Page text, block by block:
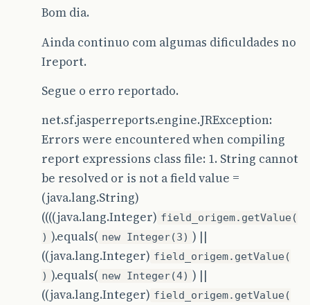
Bom dia.
Ainda continuo com algumas dificuldades no
Ireport.
Segue o erro reportado.
net.sf.jasperreports.engine.JRException:
Errors were encountered when compiling
report expressions class file: 1. String cannot
be resolved or is not a field value =
(java.lang.String)
((((java.lang.Integer) field_origem.getValue(
) ).equals( new Integer(3) ) ||
((java.lang.Integer) field_origem.getValue(
) ).equals( new Integer(4) ) ||
((java.lang.Integer) field_origem.getValue(